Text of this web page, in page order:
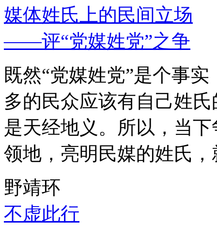
媒体姓氏上的民间立场
——评“党媒姓党”之争
既然“党媒姓党”是个事
多的民众应该有自己姓
是天经地义。所以，当
领地，亮明民媒的姓氏
野靖环
不虚此行